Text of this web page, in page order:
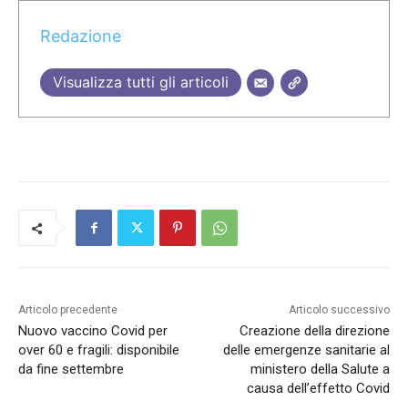
Redazione
Visualizza tutti gli articoli
Articolo precedente
Nuovo vaccino Covid per
over 60 e fragili: disponibile
da fine settembre
Articolo successivo
Creazione della direzione
delle emergenze sanitarie al
ministero della Salute a
causa dell’effetto Covid